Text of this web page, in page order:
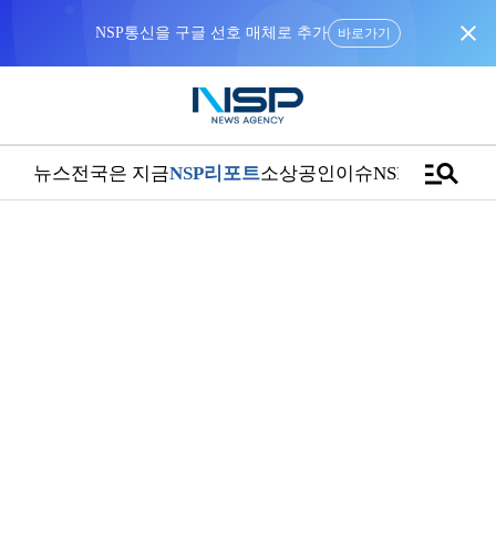
바로가기 close
뉴스전국은 지금NSP리포트소상공인이슈NSPTVmanage_search